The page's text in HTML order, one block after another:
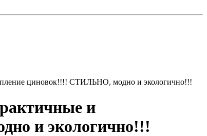
циновок!!!! СТИЛЬНО, модно и экологично!!!
и
и экологично!!!